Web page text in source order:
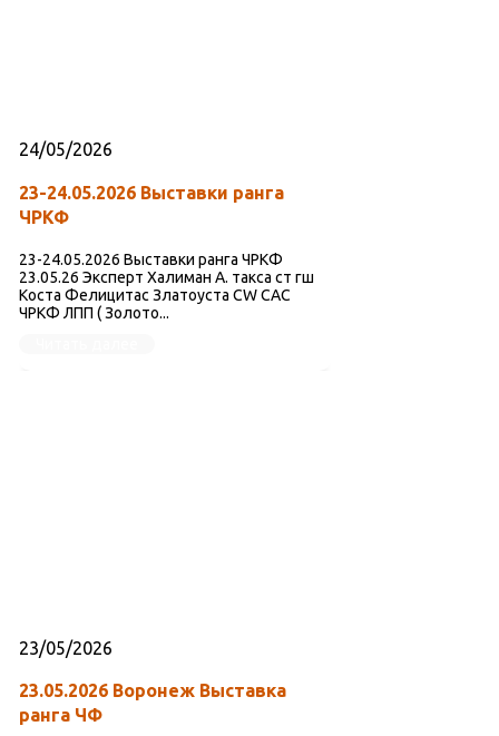
24/05/2026
23-24.05.2026 Выставки ранга
ЧРКФ
23-24.05.2026 Выставки ранга ЧРКФ
23.05.26 Эксперт Халиман А. такса ст гш
Коста Фелицитас Златоуста CW CAC
ЧРКФ ЛПП ( Золото...
23/05/2026
23.05.2026 Воронеж Выставка
ранга ЧФ